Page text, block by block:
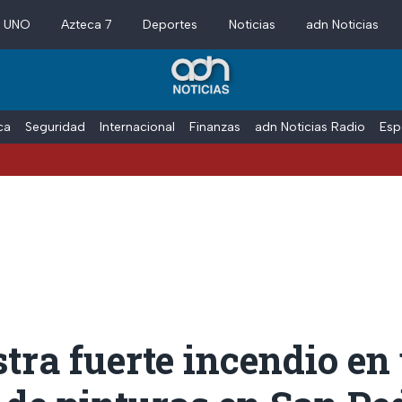
Azteca 7 Deportes Noticias adn Noticias
Seguridad Internacional Finanzas adn Noticias Radio
fuerte incendio en